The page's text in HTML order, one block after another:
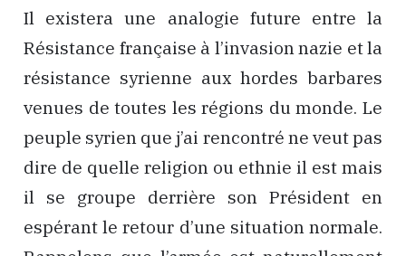
Il existera une analogie future entre la
Résistance française à l’invasion nazie et la
résistance syrienne aux hordes barbares
venues de toutes les régions du monde. Le
peuple syrien que j’ai rencontré ne veut pas
dire de quelle religion ou ethnie il est mais
il se groupe derrière son Président en
espérant le retour d’une situation normale.